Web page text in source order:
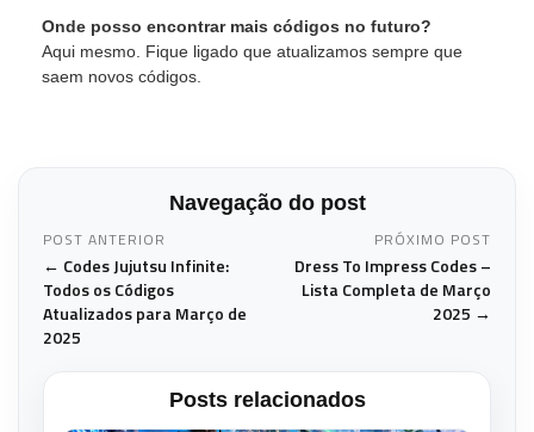
Onde posso encontrar mais códigos no futuro?
Aqui mesmo. Fique ligado que atualizamos sempre que
saem novos códigos.
Navegação do post
POST ANTERIOR
← Codes Jujutsu Infinite:
Todos os Códigos
Atualizados para Março de
2025
PRÓXIMO POST
Dress To Impress Codes –
Lista Completa de Março
2025 →
Posts relacionados